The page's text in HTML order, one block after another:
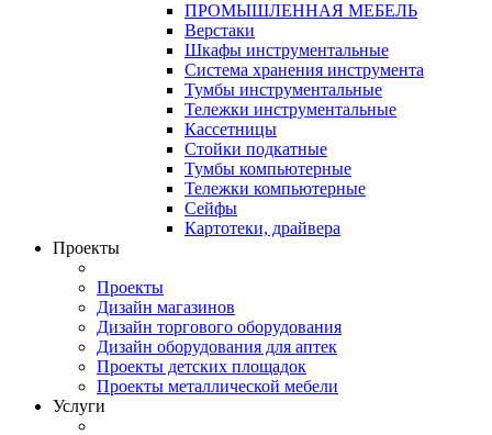
ПРОМЫШЛЕННАЯ МЕБЕЛЬ
Верстаки
Шкафы инструментальные
Система хранения инструмента
Тумбы инструментальные
Тележки инструментальные
Кассетницы
Стойки подкатные
Тумбы компьютерные
Тележки компьютерные
Сейфы
Картотеки, драйвера
Проекты
Проекты
Дизайн магазинов
Дизайн торгового оборудования
Дизайн оборудования для аптек
Проекты детских площадок
Проекты металлической мебели
Услуги